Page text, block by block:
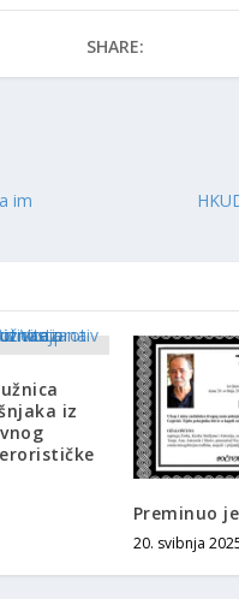
SHARE:
im
iz
Preminuo
20. svibnja